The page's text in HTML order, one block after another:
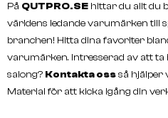
På QUTPRO.SE hittar du allt du
världens ledande varumärken till
branchen! Hitta dina favoriter
varumärken. Intresserad av att
salong? Kontakta ossså hjälper
Material för att kicka igång din